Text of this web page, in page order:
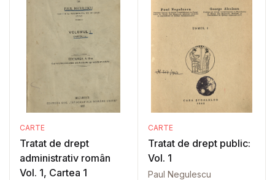
CARTE
Tratat de drept
administrativ român
Vol. 1, Cartea 1
CARTE
Tratat de drept public:
Vol. 1
Paul Negulescu